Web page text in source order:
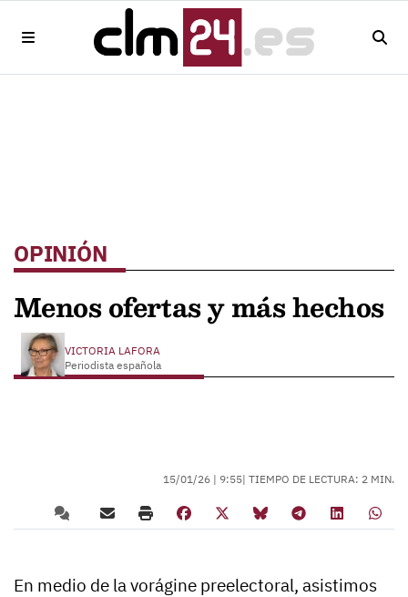
OPINIÓN
Menos ofertas y más hechos
VICTORIA LAFORA
Periodista española
15/01/26 | 9:55| TIEMPO DE LECTURA: 2 MIN.
En medio de la vorágine preelectoral, asistimos